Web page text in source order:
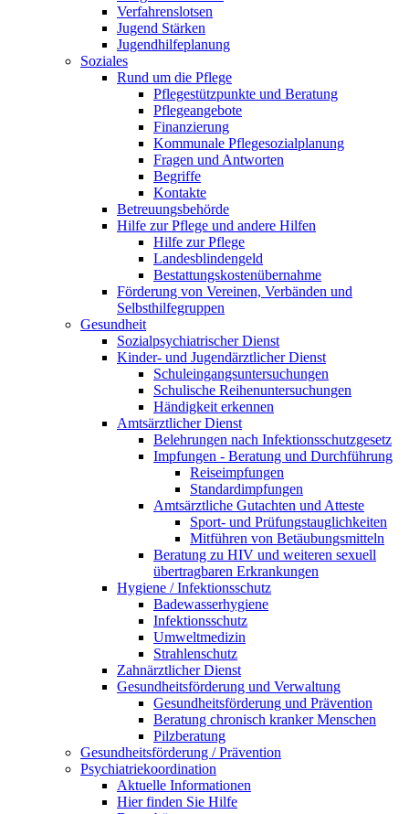
Verfahrenslotsen
Jugend Stärken
Jugendhilfeplanung
Soziales
Rund um die Pflege
Pflegestützpunkte und Beratung
Pflegeangebote
Finanzierung
Kommunale Pflegesozialplanung
Fragen und Antworten
Begriffe
Kontakte
Betreuungsbehörde
Hilfe zur Pflege und andere Hilfen
Hilfe zur Pflege
Landesblindengeld
Bestattungskosten­übernahme
Förderung von Vereinen, Verbänden und
Selbsthilfegruppen
Gesundheit
Sozialpsychiatrischer Dienst
Kinder- und Jugendärztlicher Dienst
Schuleingangsuntersuchungen
Schulische Reihenuntersuchungen
Händigkeit erkennen
Amtsärztlicher Dienst
Belehrungen nach Infektionsschutzgesetz
Impfungen - Beratung und Durchführung
Reiseimpfungen
Standardimpfungen
Amtsärztliche Gutachten und Atteste
Sport- und Prüfungstauglichkeiten
Mitführen von Betäubungsmitteln
Beratung zu HIV und weiteren sexuell
übertragbaren Erkrankungen
Hygiene / Infektionsschutz
Badewasserhygiene
Infektionsschutz
Umweltmedizin
Strahlenschutz
Zahnärztlicher Dienst
Gesundheitsförderung und Verwaltung
Gesundheitsförderung und Prävention
Beratung chronisch kranker Menschen
Pilzberatung
Gesundheits­förderung / Prävention
Psychiatriekoordination
Aktuelle Informationen
Hier finden Sie Hilfe